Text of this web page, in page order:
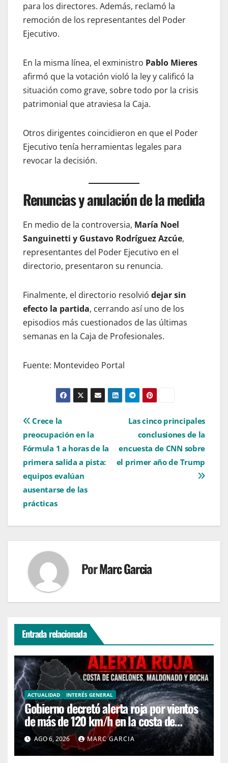
para los directores. Además, reclamó la
remoción de los representantes del Poder
Ejecutivo.
En la misma línea, el exministro Pablo Mieres
afirmó que la votación violó la ley y calificó la
situación como grave, sobre todo por la crisis
patrimonial que atraviesa la Caja.
Otros dirigentes coincidieron en que el Poder
Ejecutivo tenía herramientas legales para
revocar la decisión.
Renuncias y anulación de la medida
En medio de la controversia, María Noel
Sanguinetti y Gustavo Rodríguez Azcúe,
representantes del Poder Ejecutivo en el
directorio, presentaron su renuncia.
Finalmente, el directorio resolvió dejar sin
efecto la partida, cerrando así uno de los
episodios más cuestionados de las últimas
semanas en la Caja de Profesionales.
Fuente: Montevideo Portal
Navegación
de
entradas
Las cinco principales
conclusiones de la
encuesta de CNN sobre
el primer año de Trump
Crece la
preocupación en la
Fórmula 1 a horas de la
primera salida a pista:
equipos evalúan
ausentarse de las
prácticas
PorMarc Garcia
Entrada relacionada
ACTUALIDAD INTERÉS GENERAL
Gobierno decretó alerta roja por vientos
de más de 120 km/h en la costa de
Canelones, Maldonado y Rocha
AGO 6, 2026 MARC GARCIA